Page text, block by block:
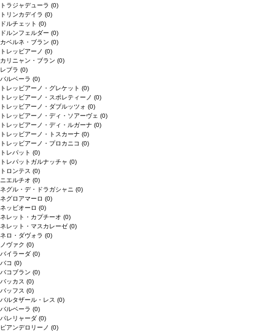
トラジャデューラ (0)
トリンカデイラ (0)
ドルチェット (0)
ドルンフェルダー (0)
カベルネ・ブラン (0)
トレッビアーノ (0)
カリニャン・ブラン (0)
レブラ (0)
バルベーラ (0)
トレッビアーノ・グレケット (0)
トレッビアーノ・スポレティーノ (0)
トレッビアーノ・ダブルッツォ (0)
トレッビアーノ・ディ・ソアーヴェ (0)
トレッビアーノ・ディ・ルガーナ (0)
トレッビアーノ・トスカーナ (0)
トレッビアーノ・プロカニコ (0)
トレパット (0)
トレパットガルナッチャ (0)
トロンテス (0)
ニエルチオ (0)
ネグル・デ・ドラガシャニ (0)
ネグロアマーロ (0)
ネッビオーロ (0)
ネレット・カプチーオ (0)
ネレット・マスカレーゼ (0)
ネロ・ダヴォラ (0)
ノヴァク (0)
バイラーダ (0)
バコ (0)
バコブラン (0)
バッカス (0)
バッフス (0)
バルタザール・レス (0)
バルベーラ (0)
パレリャーダ (0)
ピアンデロリーノ (0)